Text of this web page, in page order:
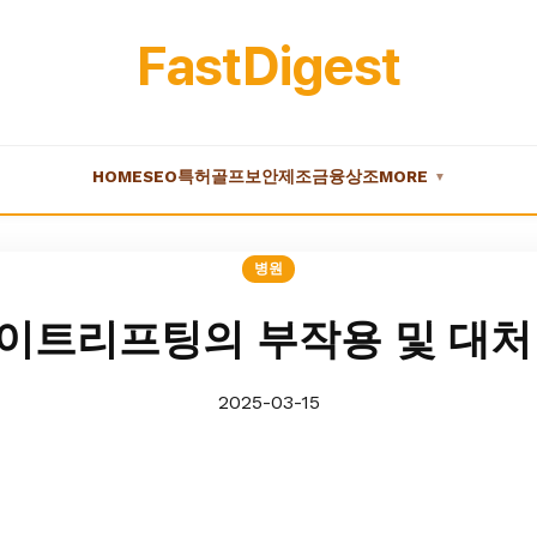
FastDigest
HOMESEO특허 골프보안제조금융상조MORE ▼
병원
트리프팅의 부작용 및 대
2025-03-15